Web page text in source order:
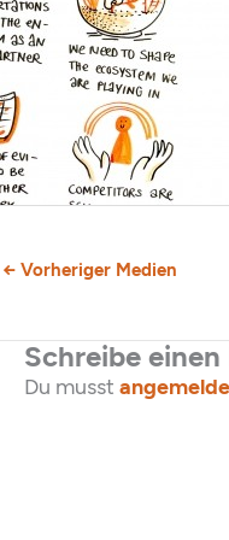
← Vorheriger Medien
Schreibe
Du musst